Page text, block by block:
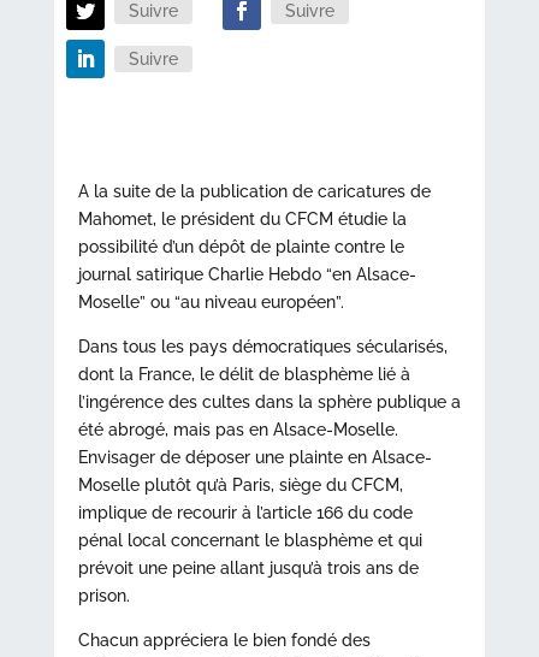
Suivre Suivre
Suivre
A la suite de la publication de caricatures de
Mahomet, le président du CFCM étudie la
possibilité d’un dépôt de plainte contre le
journal satirique Charlie Hebdo “en Alsace-
Moselle” ou “au niveau européen”.
Dans tous les pays démocratiques sécularisés,
dont la France, le délit de blasphème lié à
l’ingérence des cultes dans la sphère publique a
été abrogé, mais pas en Alsace-Moselle.
Envisager de déposer une plainte en Alsace-
Moselle plutôt qu’à Paris, siège du CFCM,
implique de recourir à l’article 166 du code
pénal local concernant le blasphème et qui
prévoit une peine allant jusqu’à trois ans de
prison.
Chacun appréciera le bien fondé des